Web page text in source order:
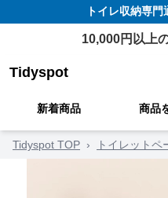
トイレ収納専門
10,000円以上
Tidyspot
新着商品 商品
Tidyspot TOP › トイレットペ